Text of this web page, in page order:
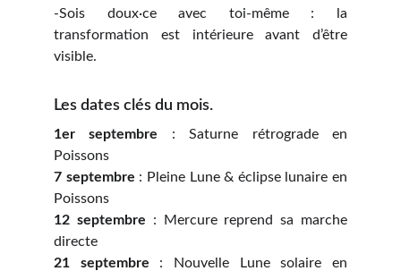
-Sois doux·ce avec toi-même : la
transformation est intérieure avant d’être
visible.
Les dates clés du mois.
1er septembre : Saturne rétrograde en
Poissons
7 septembre : Pleine Lune & éclipse lunaire en
Poissons
12 septembre : Mercure reprend sa marche
directe
21 septembre : Nouvelle Lune solaire en